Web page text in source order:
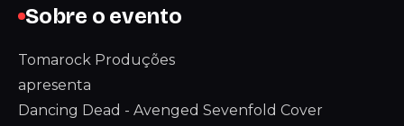
Sobre o evento
Tomarock Produções
apresenta
Dancing Dead - Avenged Sevenfold Cover